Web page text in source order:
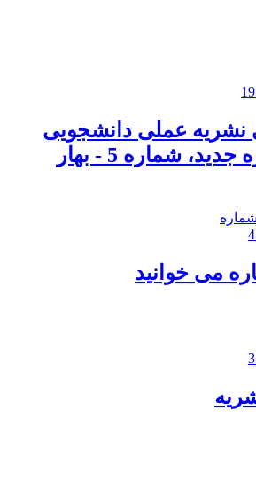
نشریه عملی دانشجویی
گیاهپزشک ( دوره جدید، شماره 5 - بهار
می خوانید